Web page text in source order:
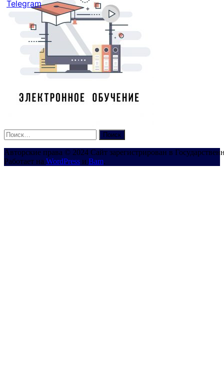
Channel
Найти:
Авторские права © 2024 Сайт зарегистрирован в
Работает на WordPress и Bam.